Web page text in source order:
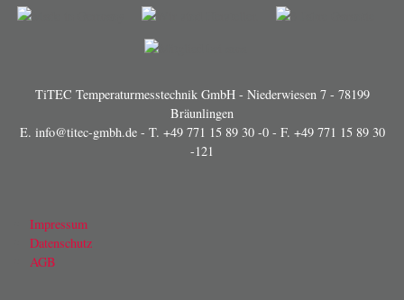
TiTEC Temperaturmesstechnik GmbH - Niederwiesen 7 - 78199
Bräunlingen
E. info@titec-gmbh.de- T. +49 771 15 89 30 -0- F. +49 771 15 89 30
-121
Impressum
Datenschutz
AGB